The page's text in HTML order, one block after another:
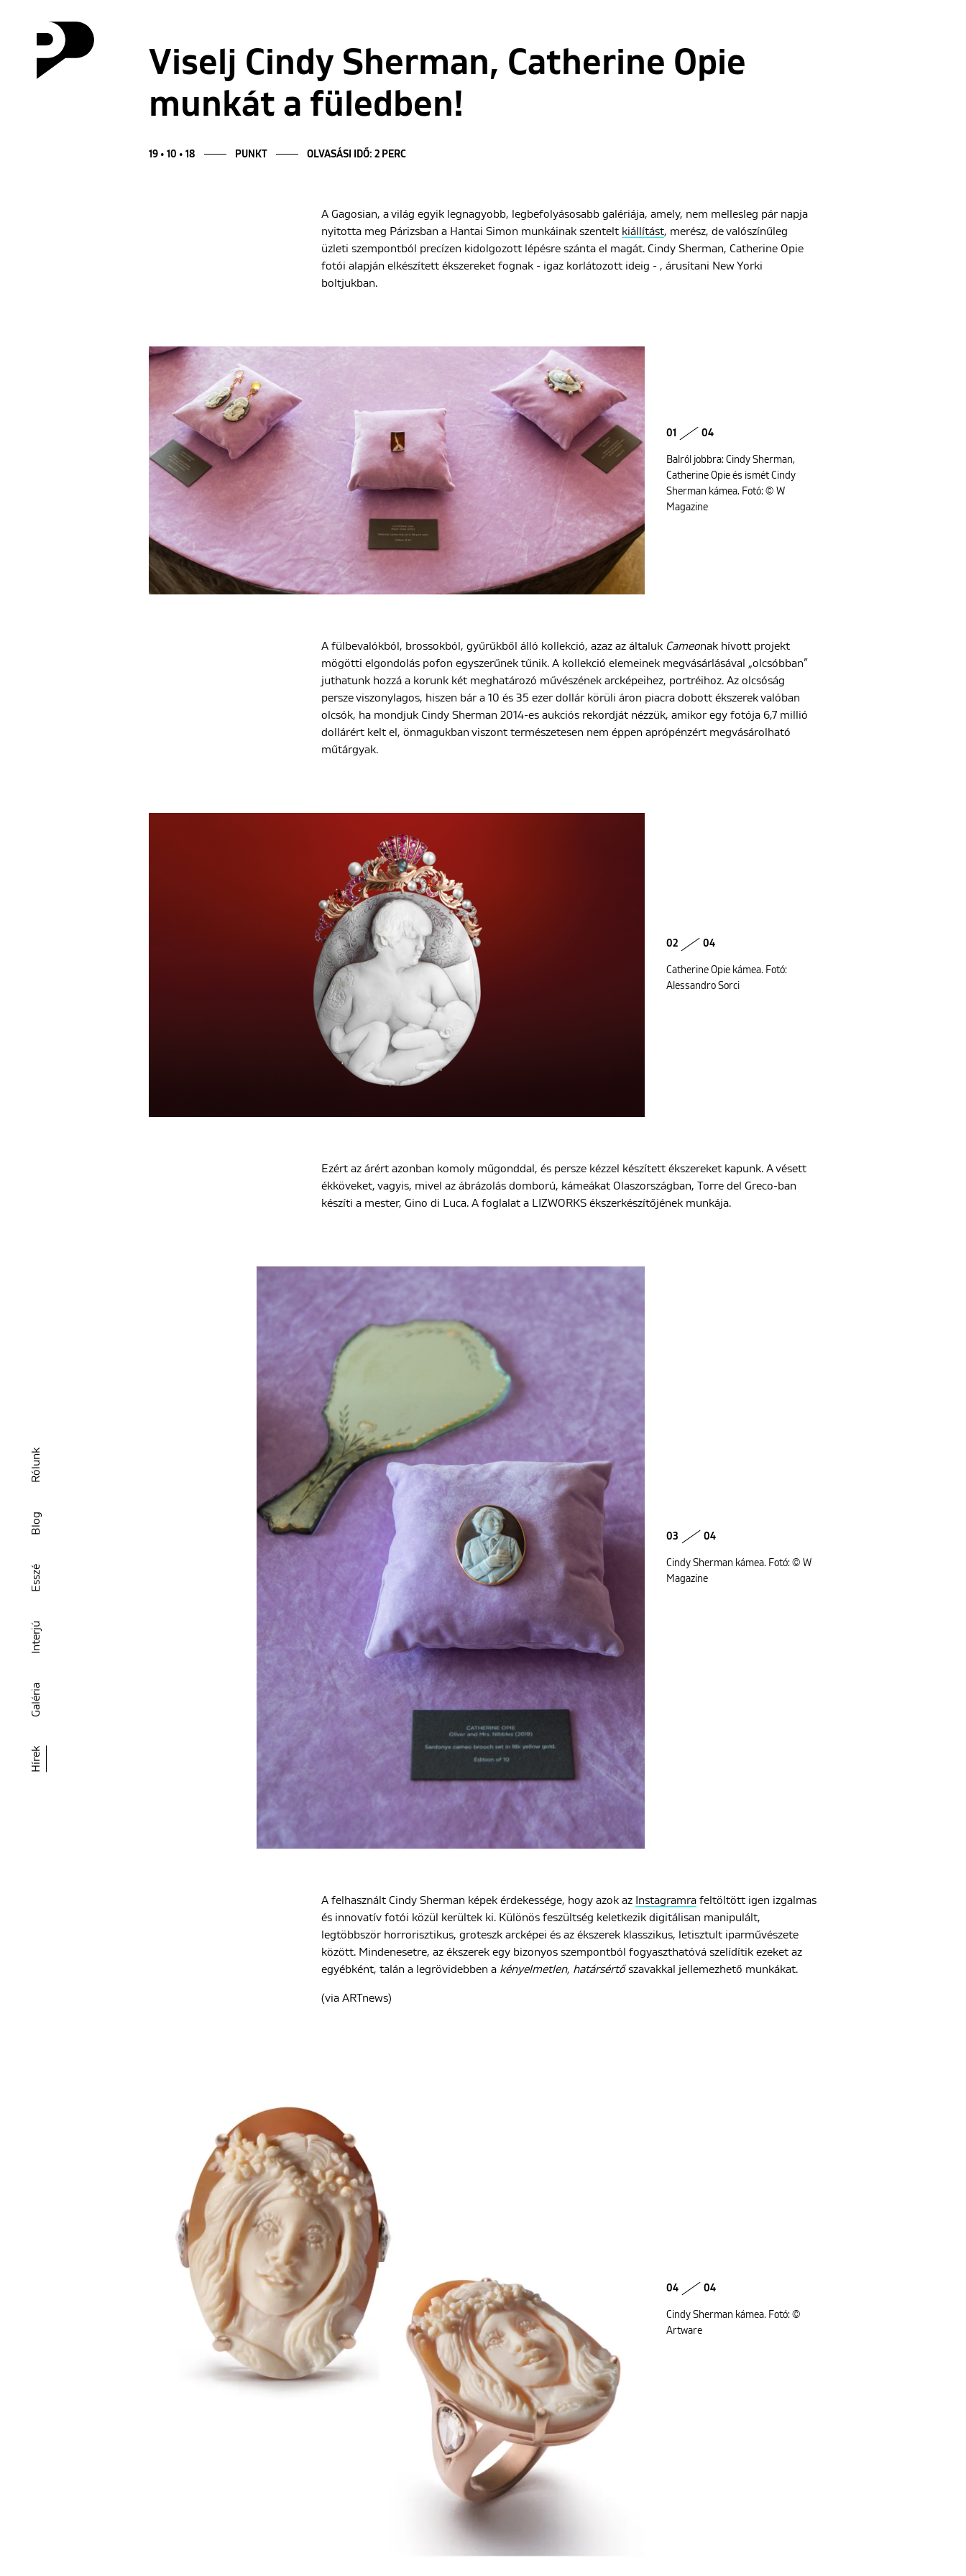
Hírek
Galéria
Interjú
Esszé
Blog
Rólunk
Viselj Cindy Sherman, Catherine Opie
munkát a füledben!
19 • 10 • 18 PUNKT OLVASÁSI IDŐ: 2 PERC
A Gagosian, a világ egyik legnagyobb, legbefolyásosabb galériája, amely, nem mellesleg pár napja
nyitotta meg Párizsban a Hantai Simon munkáinak szentelt kiállítást, merész, de valószínűleg
üzleti szempontból precízen kidolgozott lépésre szánta el magát. Cindy Sherman, Catherine Opie
fotói alapján elkészített ékszereket fognak - igaz korlátozott ideig - , árusítani New Yorki
boltjukban.
01 04
Balról jobbra: Cindy Sherman,
Catherine Opie és ismét Cindy
Sherman kámea. Fotó: © W
Magazine
A fülbevalókból, brossokból, gyűrűkből álló kollekció, azaz az általuk Cameonak hívott projekt
mögötti elgondolás pofon egyszerűnek tűnik. A kollekció elemeinek megvásárlásával „olcsóbban”
juthatunk hozzá a korunk két meghatározó művészének arcképeihez, portréihoz. Az olcsóság
persze viszonylagos, hiszen bár a 10 és 35 ezer dollár körüli áron piacra dobott ékszerek valóban
olcsók, ha mondjuk Cindy Sherman 2014-es aukciós rekordját nézzük, amikor egy fotója 6,7 millió
dollárért kelt el, önmagukban viszont természetesen nem éppen aprópénzért megvásárolható
műtárgyak.
02 04
Catherine Opie kámea. Fotó:
Alessandro Sorci
Ezért az árért azonban komoly műgonddal, és persze kézzel készített ékszereket kapunk. A vésett
ékköveket, vagyis, mivel az ábrázolás domború, kámeákat Olaszországban, Torre del Greco-ban
készíti a mester, Gino di Luca. A foglalat a LIZWORKS ékszerkészítőjének munkája.
03 04
Cindy Sherman kámea. Fotó: © W
Magazine
A felhasznált Cindy Sherman képek érdekessége, hogy azok az Instagramra feltöltött igen izgalmas
és innovatív fotói közül kerültek ki. Különös feszültség keletkezik digitálisan manipulált,
legtöbbször horrorisztikus, groteszk arcképei és az ékszerek klasszikus, letisztult iparművészete
között. Mindenesetre, az ékszerek egy bizonyos szempontból fogyaszthatóvá szelídítik ezeket az
egyébként, talán a legrövidebben a kényelmetlen, határsértőszavakkal jellemezhető munkákat.
(via ARTnews)
04 04
Cindy Sherman kámea. Fotó: ©
Artware